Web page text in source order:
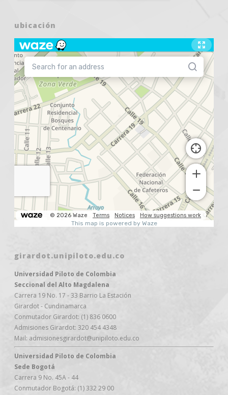
ubicación
girardot.unipiloto.edu.co
Universidad Piloto de Colombia
Seccional del Alto Magdalena
Carrera 19 No. 17 - 33 Barrio La Estación
Girardot - Cundinamarca
Conmutador Girardot: (1) 836 0600
Admisiones Girardot: 320 454 4348
Mail: admisionesgirardot@unipiloto.edu.co
Universidad Piloto de Colombia
Sede Bogotá
Carrera 9 No. 45A - 44
Conmutador Bogotá: (1) 332 29 00